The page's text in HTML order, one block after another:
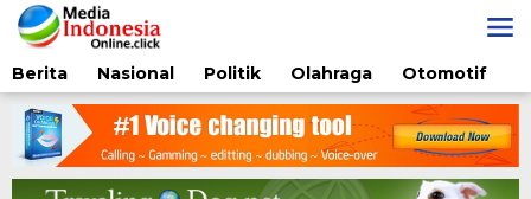
Lewati
ke
konten
Berita
Nasional Politik Olahraga Otomotif